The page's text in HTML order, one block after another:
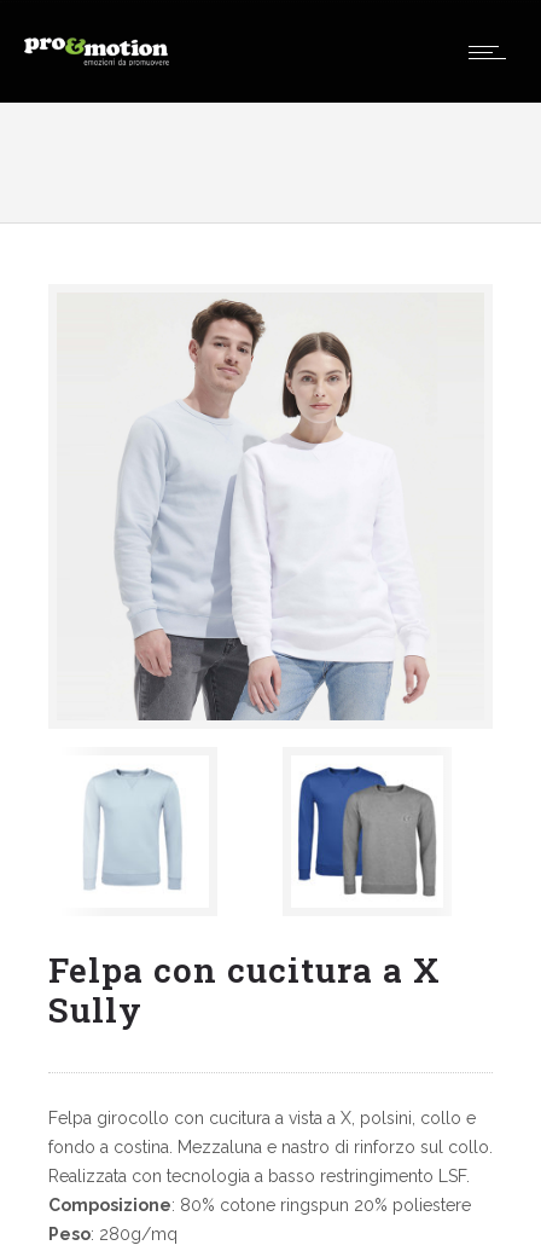
Felpa con cucitura a X
Sully
Felpa girocollo con cucitura a vista a X, polsini, collo e
fondo a costina. Mezzaluna e nastro di rinforzo sul collo.
Realizzata con tecnologia a basso restringimento LSF.
Composizione: 80% cotone ringspun 20% poliestere
Peso: 280g/mq